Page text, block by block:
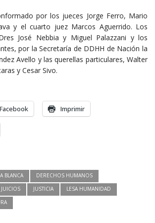
por los jueces Jorge Ferro, Mario
y el cuarto juez Marcos Aguerrido. Los
José Nebbia y Miguel Palazzani y los
por la Secretaría de DDHH de Nación la
Avello y las querellas particulares, Walter
y Cesar Sivo.
Facebook Imprimir
BLANCA
DERECHOS HUMANOS
JUICIOS JUSTICIA
LESA HUMANIDAD